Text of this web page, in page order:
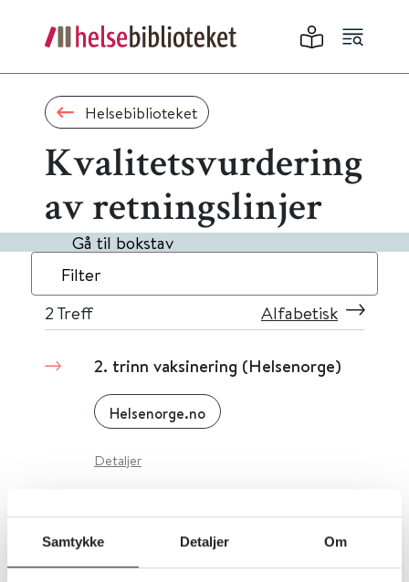
Samtykke Detaljer Om
Helsebiblioteket
Kvalitetsvurdering
av retningslinjer
Gå til bokstav
Filter
2 Treff Alfabetisk
2. trinn vaksinering (Helsenorge)
Helsenorge.no
Detaljer